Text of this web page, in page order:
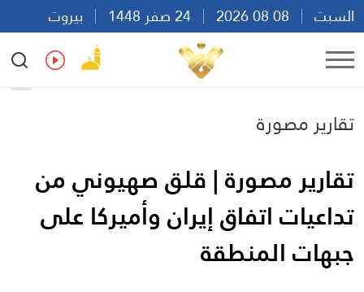
السبت
بيروت
22:24
Ar
تقارير مصورة
تقارير مصورة | قلق صهيوني من
تداعيات اتفاق إيران وأميركا على
جبهات المنطقة